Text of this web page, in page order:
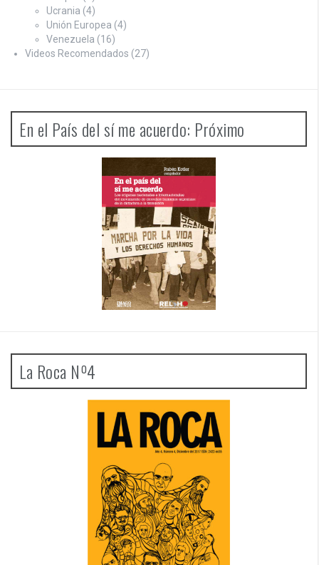
Ucrania (4)
Unión Europea (4)
Venezuela (16)
Videos Recomendados (27)
En el País del sí me acuerdo: Próximo
La Roca Nº4